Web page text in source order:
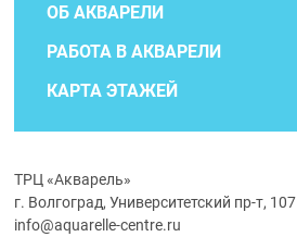
ОБ АКВАРЕЛИ
РАБОТА В АКВАРЕЛИ
КАРТА ЭТАЖЕЙ
ТРЦ «Акварель»
г. Волгоград, Университетский пр-т, 107
info@aquarelle-centre.ru